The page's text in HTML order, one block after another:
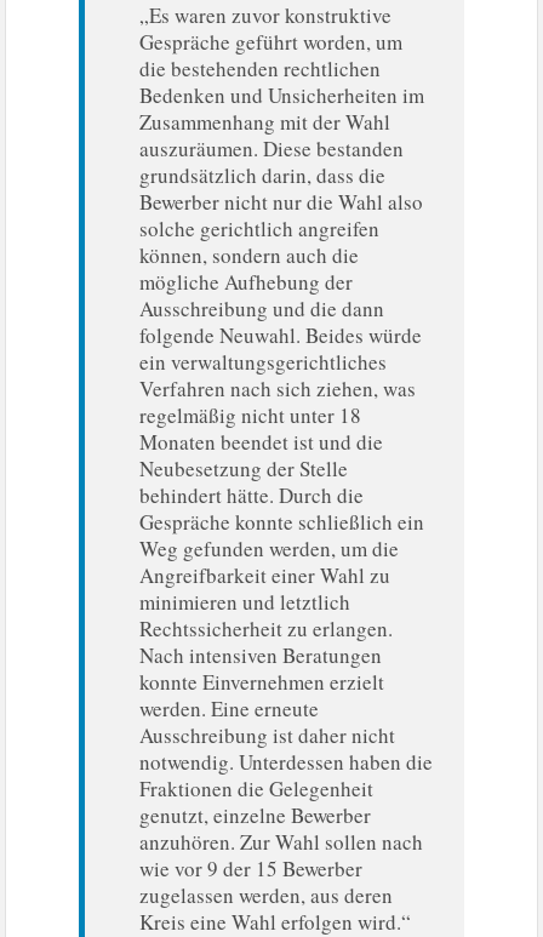
„Es waren zuvor konstruktive
Gespräche geführt worden, um
die bestehenden rechtlichen
Bedenken und Unsicherheiten im
Zusammenhang mit der Wahl
auszuräumen. Diese bestanden
grundsätzlich darin, dass die
Bewerber nicht nur die Wahl also
solche gerichtlich angreifen
können, sondern auch die
mögliche Aufhebung der
Ausschreibung und die dann
folgende Neuwahl. Beides würde
ein verwaltungsgerichtliches
Verfahren nach sich ziehen, was
regelmäßig nicht unter 18
Monaten beendet ist und die
Neubesetzung der Stelle
behindert hätte. Durch die
Gespräche konnte schließlich ein
Weg gefunden werden, um die
Angreifbarkeit einer Wahl zu
minimieren und letztlich
Rechtssicherheit zu erlangen.
Nach intensiven Beratungen
konnte Einvernehmen erzielt
werden. Eine erneute
Ausschreibung ist daher nicht
notwendig. Unterdessen haben die
Fraktionen die Gelegenheit
genutzt, einzelne Bewerber
anzuhören. Zur Wahl sollen nach
wie vor 9 der 15 Bewerber
zugelassen werden, aus deren
Kreis eine Wahl erfolgen wird.“